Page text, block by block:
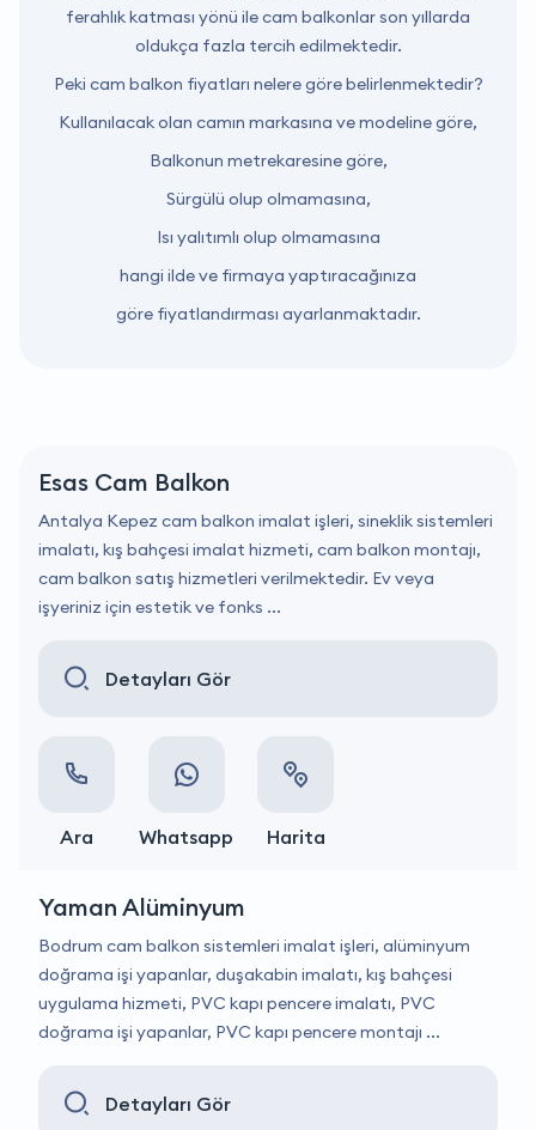
ferahlık katması yönü ile cam balkonlar son yıllarda
oldukça fazla tercih edilmektedir.
Peki cam balkon fiyatları nelere göre belirlenmektedir?
Kullanılacak olan camın markasına ve modeline göre,
Balkonun metrekaresine göre,
Sürgülü olup olmamasına,
Isı yalıtımlı olup olmamasına
hangi ilde ve firmaya yaptıracağınıza
göre fiyatlandırması ayarlanmaktadır.
Esas Cam Balkon
Antalya Kepez cam balkon imalat işleri, sineklik sistemleri
imalatı, kış bahçesi imalat hizmeti, cam balkon montajı,
cam balkon satış hizmetleri verilmektedir. Ev veya
işyeriniz için estetik ve fonks ...
Detayları Gör
Ara Whatsapp Harita
Yaman Alüminyum
Bodrum cam balkon sistemleri imalat işleri, alüminyum
doğrama işi yapanlar, duşakabin imalatı, kış bahçesi
uygulama hizmeti, PVC kapı pencere imalatı, PVC
doğrama işi yapanlar, PVC kapı pencere montajı ...
Detayları Gör